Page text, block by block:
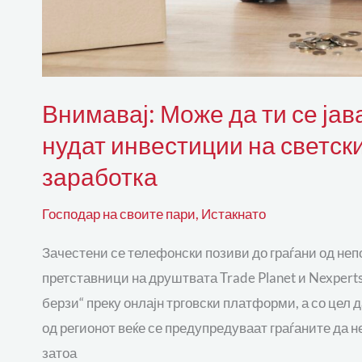
Внимавај: Може да ти се
нудат инвестиции на
заработка
Господар на своите пари, Истакнато
Зачестени се телефонски позиви до граѓани од
претставници на друштвата Trade Planet и
берзи“ преку онлајн трговски платформи, а со
од регионот веќе се предупредуваат граѓаните да
затоа
голема